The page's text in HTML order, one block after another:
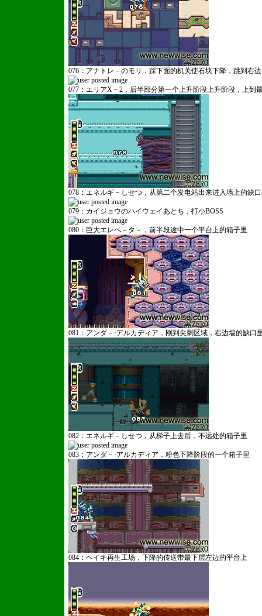
076：アナトレ－のモリ，踩下面的机关使石块下降，跳到右
077：エリアX－2，后半部分第一个上升阶段上升阶段，上到
078：エネルギ－しせつ，从第二个发电站出来进入墙上的缺
079：カイジョウのハイウェイあとち，打小BOSS
080：巨大エレベ－タ－，前半段途中一个平台上的箱子里
081：アンダ－·アルカディア，刚到尖刺区域，右边墙的缺口
082：エネルギ－しせつ，从梯子上去后，不远处的箱子里
083：アンダ－·アルカディア，粉色下降阶段的一个箱子里
084：ヘイキ再生工场，下降的传送带最下层左边的平台上